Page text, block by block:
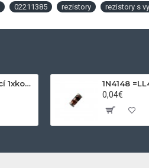
02211385 rezistory rezistory s
Adaptér auto-napájací 1xkon./3x zdierka- 12/24V, USB 1000mA
0,04€